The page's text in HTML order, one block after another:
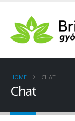
HOME CHAT
Chat